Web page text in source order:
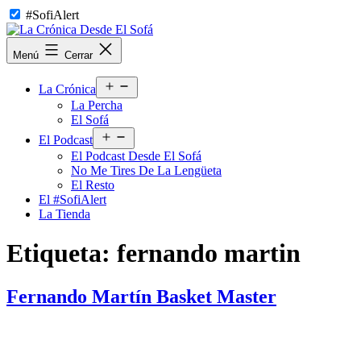
Saltar
al
contenido
#SofiAlert
La
Crónica
Menú Cerrar
La Crónica
el
La Percha
El Sofá
El Podcast
el
menú
El Podcast Desde El Sofá
No Me Tires De La Lengüeta
El Resto
El #SofiAlert
La Tienda
Etiqueta: fernando martin
Fernando Martín Basket Master